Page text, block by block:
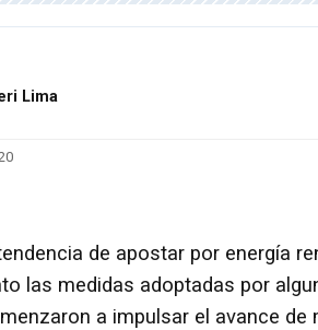
Lima
de apostar por energía
las medidas adoptadas por
a impulsar el avance